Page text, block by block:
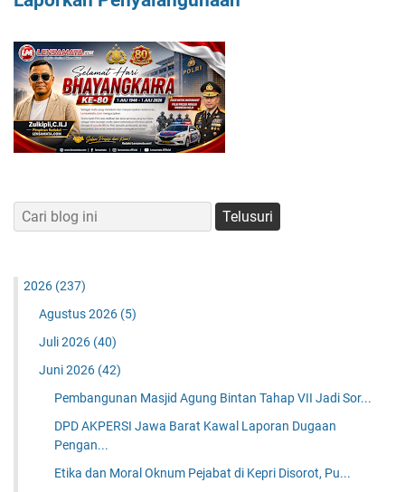
2026 (237)
Agustus 2026 (5)
Juli 2026 (40)
Juni 2026 (42)
Pembangunan Masjid Agung Bintan Tahap VII Jadi Sor...
DPD AKPERSI Jawa Barat Kawal Laporan Dugaan
Pengan...
Etika dan Moral Oknum Pejabat di Kepri Disorot, Pu...